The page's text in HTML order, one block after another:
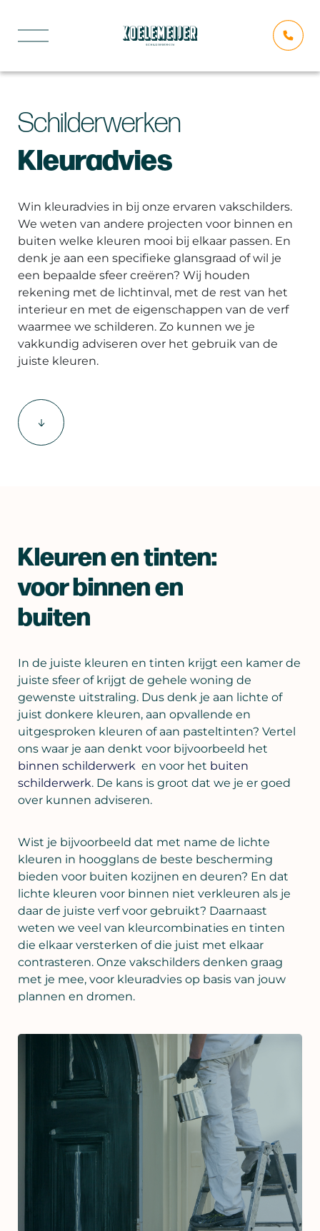
Schilderwerken
Kleuradvies
Win kleuradvies in bij onze ervaren vakschilders.
We weten van andere projecten voor binnen en
buiten welke kleuren mooi bij elkaar passen. En
denk je aan een specifieke glansgraad of wil je
een bepaalde sfeer creëren? Wij houden
rekening met de lichtinval, met de rest van het
interieur en met de eigenschappen van de verf
waarmee we schilderen. Zo kunnen we je
vakkundig adviseren over het gebruik van de
juiste kleuren.
Kleuren en tinten:
voor binnen en
buiten
In de juiste kleuren en tinten krijgt een kamer de
juiste sfeer of krijgt de gehele woning de
gewenste uitstraling. Dus denk je aan lichte of
juist donkere kleuren, aan opvallende en
uitgesproken kleuren of aan pasteltinten? Vertel
ons waar je aan denkt voor bijvoorbeeld het
binnen schilderwerk en voor het buiten
schilderwerk. De kans is groot dat we je er goed
over kunnen adviseren.
Wist je bijvoorbeeld dat met name de lichte
kleuren in hoogglans de beste bescherming
bieden voor buiten kozijnen en deuren? En dat
lichte kleuren voor binnen niet verkleuren als je
daar de juiste verf voor gebruikt? Daarnaast
weten we veel van kleurcombinaties en tinten
die elkaar versterken of die juist met elkaar
contrasteren. Onze vakschilders denken graag
met je mee, voor kleuradvies op basis van jouw
plannen en dromen.